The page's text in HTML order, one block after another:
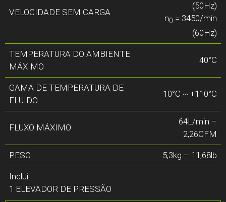
VELOCIDADE SEM CARGA
(50Hz)
n0 = 3450/min
(60Hz)
TEMPERATURA DO AMBIENTE
MÁXIMO
40°C
GAMA DE TEMPERATURA DE
FLUIDO
-10°C ~ +110°C
FLUXO MÁXIMO
64L/min –
2,26CFM
PESO 5,3kg – 11,68lb
Inclui:
1 ELEVADOR DE PRESSÃO